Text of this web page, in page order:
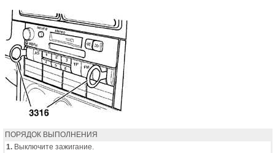
ПОРЯДОК ВЫПОЛНЕНИЯ
1. Выключите зажигание.